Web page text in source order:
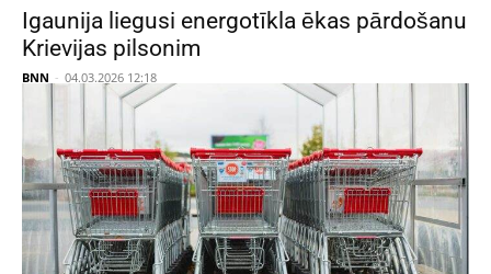
Igaunija liegusi energotīkla ēkas pārdošanu
Krievijas pilsonim
BNN - 04.03.2026 12:18